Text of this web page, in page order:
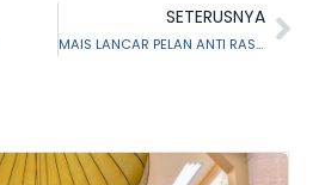
SETERUSNYA
MAIS LANCAR PELAN ANTI RASUAH, BENTUK WARGA KERJA BERINTEGRITI TINGGI